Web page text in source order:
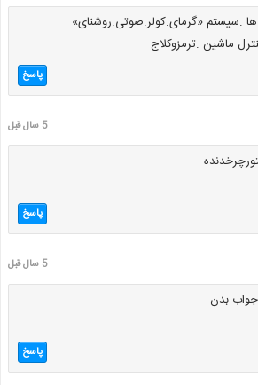
.سیستم «گرمای.کولر.صوتی.روشنای»
ماشین .ترمزوکلاج
پاسخ
5 سال قبل
پاسخ
5 سال قبل
جواب بدن
پاسخ